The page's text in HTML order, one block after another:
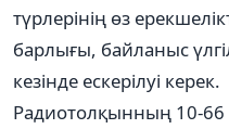
түрлерінің өз
барлығы, байланыс
кезінде ескерілуі керек.
Радиотолқынның 10-66